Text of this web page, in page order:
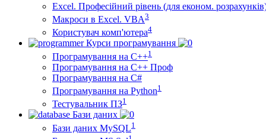
Excel. Професійний рівень (для економ.
Макроси в Excel. VBA3
Користувач комп'ютера4
Курси програмування
Програмування на С++1
Програмування на С++ Проф
Програмування на C#
Програмування на Python1
Тестувальник ПЗ1
Бази даних
Бази даних MySQL1